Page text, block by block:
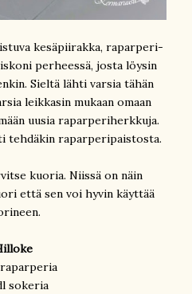
kesäpiirakka, raparperi-
perheessä, josta löysin
Sieltä lähti varsia tähän
leikkasin mukaan omaan
uusia raparperiherkkuja.
tehdäkin raparperipaistosta.
kuoria. Niissä on näin
että sen voi hyvin käyttää
sokeria